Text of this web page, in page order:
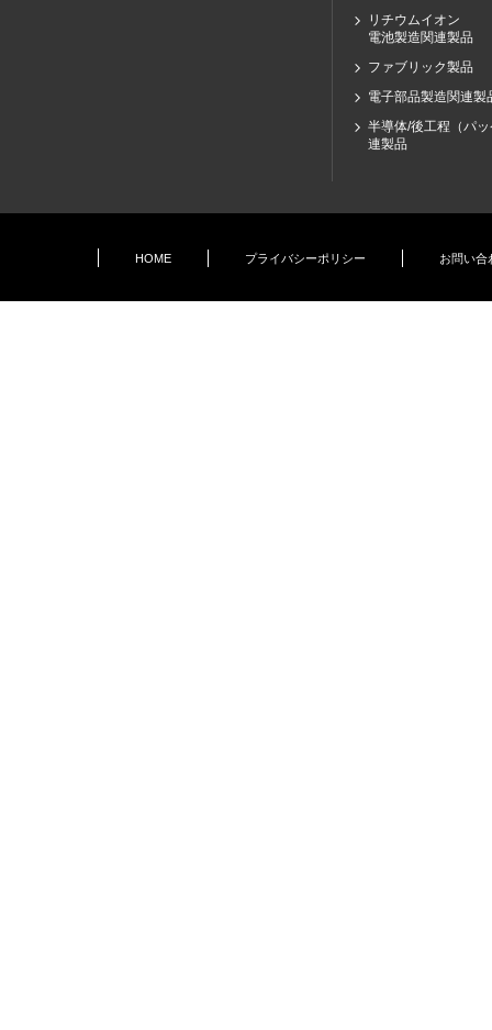
リチウムイオン
電池製造関連製品
ファブリック製品
電子部品製造関連製
半導体/後工程（パ
連製品
HOME プライバシーポリシー お問い合